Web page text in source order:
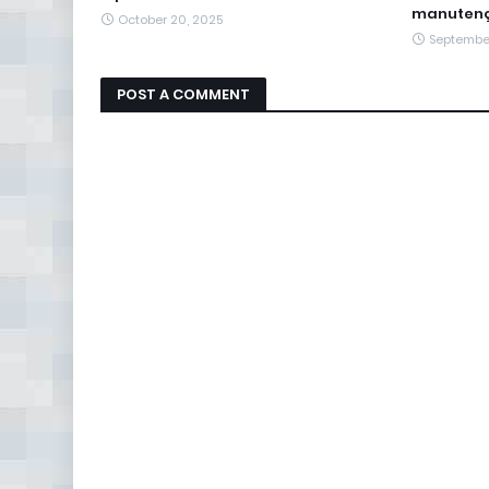
October 20, 2025
POST A COMMENT